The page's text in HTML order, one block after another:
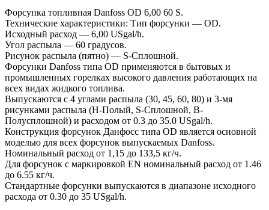
Форсунка топливная Danfoss OD 6,00 60 S.
Технические характеристики: Тип форсунки — OD.
Исходный расход — 6,00 USgal/h.
Угол распыла — 60 градусов.
Рисунок распыла (пятно) — S-Сплошной.
Форсунки Danfoss типа OD применяются в бытовых и
промышленных горелках высокого давления работающих на
всех видах жидкого топлива.
Выпускаются с 4 углами распыла (30, 45, 60, 80) и 3-мя
рисунками распылa (Н-Полый, S-Сплошной, B-
Полусплошной) и расходом от 0.3 до 35.0 USgal/h.
Конструкция форсунок Данфосс типа OD является основной
моделью для всех форсунок выпускаемых Danfoss.
Номинальный расход от 1,15 до 133,5 кг/ч.
Для форсунок с маркировкой EN номинальный расход от 1.46
до 6.55 кг/ч.
Стандартные форсунки выпускаются в диапазоне исходного
расхода от 0.30 до 35 USgal/h.